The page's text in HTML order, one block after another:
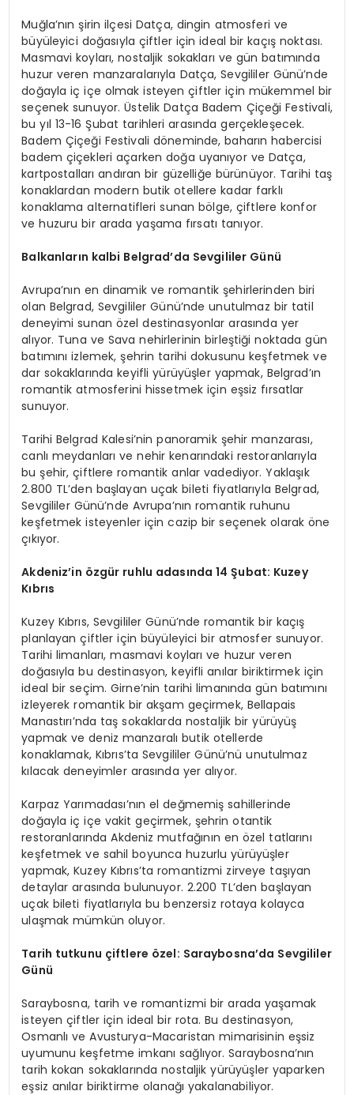
Muğla’nın şirin ilçesi Datça, dingin atmosferi ve
büyüleyici doğasıyla çiftler için ideal bir kaçış noktası.
Masmavi koyları, nostaljik sokakları ve gün batımında
huzur veren manzaralarıyla Datça, Sevgililer Günü’nde
doğayla iç içe olmak isteyen çiftler için mükemmel bir
seçenek sunuyor. Üstelik Datça Badem Çiçeği Festivali,
bu yıl 13-16 Şubat tarihleri arasında gerçekleşecek.
Badem Çiçeği Festivali döneminde, baharın habercisi
badem çiçekleri açarken doğa uyanıyor ve Datça,
kartpostalları andıran bir güzelliğe bürünüyor. Tarihi taş
konaklardan modern butik otellere kadar farklı
konaklama alternatifleri sunan bölge, çiftlere konfor
ve huzuru bir arada yaşama fırsatı tanıyor.
Balkanların kalbi Belgrad’da Sevgililer Günü
Avrupa’nın en dinamik ve romantik şehirlerinden biri
olan Belgrad, Sevgililer Günü’nde unutulmaz bir tatil
deneyimi sunan özel destinasyonlar arasında yer
alıyor. Tuna ve Sava nehirlerinin birleştiği noktada gün
batımını izlemek, şehrin tarihi dokusunu keşfetmek ve
dar sokaklarında keyifli yürüyüşler yapmak, Belgrad’ın
romantik atmosferini hissetmek için eşsiz fırsatlar
sunuyor.
Tarihi Belgrad Kalesi’nin panoramik şehir manzarası,
canlı meydanları ve nehir kenarındaki restoranlarıyla
bu şehir, çiftlere romantik anlar vadediyor. Yaklaşık
2.800 TL’den başlayan uçak bileti fiyatlarıyla Belgrad,
Sevgililer Günü’nde Avrupa’nın romantik ruhunu
keşfetmek isteyenler için cazip bir seçenek olarak öne
çıkıyor.
Akdeniz’in özgür ruhlu adasında 14 Şubat: Kuzey
Kıbrıs
Kuzey Kıbrıs, Sevgililer Günü’nde romantik bir kaçış
planlayan çiftler için büyüleyici bir atmosfer sunuyor.
Tarihi limanları, masmavi koyları ve huzur veren
doğasıyla bu destinasyon, keyifli anılar biriktirmek için
ideal bir seçim. Girne’nin tarihi limanında gün batımını
izleyerek romantik bir akşam geçirmek, Bellapais
Manastırı’nda taş sokaklarda nostaljik bir yürüyüş
yapmak ve deniz manzaralı butik otellerde
konaklamak, Kıbrıs’ta Sevgililer Günü’nü unutulmaz
kılacak deneyimler arasında yer alıyor.
Karpaz Yarımadası’nın el değmemiş sahillerinde
doğayla iç içe vakit geçirmek, şehrin otantik
restoranlarında Akdeniz mutfağının en özel tatlarını
keşfetmek ve sahil boyunca huzurlu yürüyüşler
yapmak, Kuzey Kıbrıs’ta romantizmi zirveye taşıyan
detaylar arasında bulunuyor. 2.200 TL’den başlayan
uçak bileti fiyatlarıyla bu benzersiz rotaya kolayca
ulaşmak mümkün oluyor.
Tarih tutkunu çiftlere özel: Saraybosna’da Sevgililer
Günü
Saraybosna, tarih ve romantizmi bir arada yaşamak
isteyen çiftler için ideal bir rota. Bu destinasyon,
Osmanlı ve Avusturya-Macaristan mimarisinin eşsiz
uyumunu keşfetme imkanı sağlıyor. Saraybosna’nın
tarih kokan sokaklarında nostaljik yürüyüşler yaparken
eşsiz anılar biriktirme olanağı yakalanabiliyor.